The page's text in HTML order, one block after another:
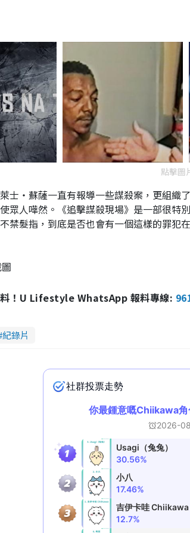
點擊圖
士‧蘇薩一直有報導一些謀殺案，更組織
眾人嘩然。《追擊謀殺現場》是一部很特
禁髮指，到底是否也會有一個這樣的罪犯
料！U Lifestyle WhatsApp 報料專線:
紀錄片